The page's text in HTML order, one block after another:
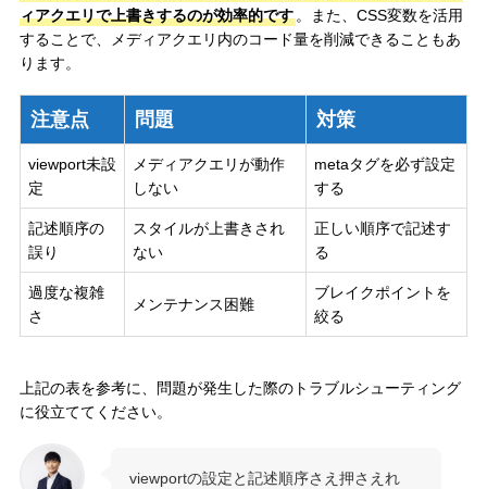
ィアクエリで上書きするのが効率的です。また、CSS変数を活用
することで、メディアクエリ内のコード量を削減できることもあ
ります。
注意点 問題 対策
viewport未設
定
メディアクエリが動作
しない
metaタグを必ず設定
する
記述順序の
誤り
スタイルが上書きされ
ない
正しい順序で記述す
る
過度な複雑
さ
メンテナンス困難
ブレイクポイントを
絞る
上記の表を参考に、問題が発生した際のトラブルシューティング
に役立ててください。
viewportの設定と記述順序さえ押さえれ